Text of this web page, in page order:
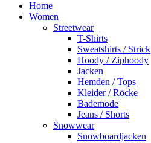
Home
Women
Streetwear
T-Shirts
Sweatshirts / Strick
Hoody / Ziphoody
Jacken
Hemden / Tops
Kleider / Röcke
Bademode
Jeans / Shorts
Snowwear
Snowboardjacken